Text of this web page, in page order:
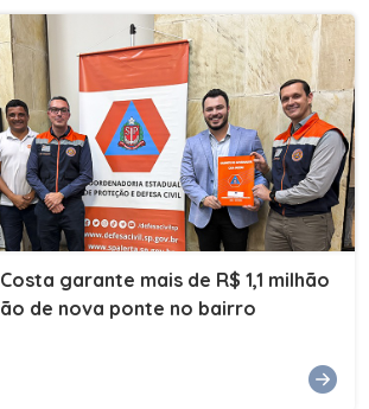
garante mais de R$ 1,1 milhão
de nova ponte no bairro